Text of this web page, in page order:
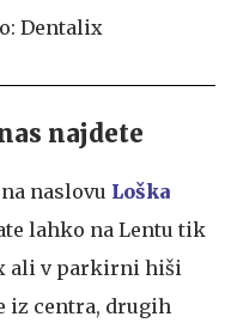
najdete
naslovu Loška
lahko na Lentu tik
ali v parkirni hiši
iz centra, drugih